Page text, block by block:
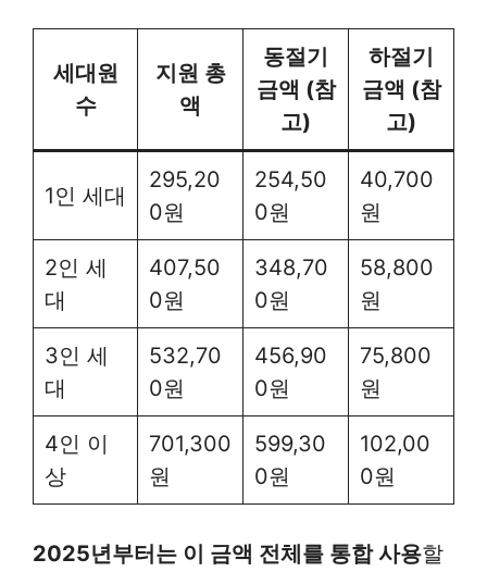
세대원
수
지원 총
액
동절기
금액 (참
고)
하절기
금액 (참
고)
1인 세대
295,20
0원
254,50
0원
40,700
원
2인 세
대
407,50
0원
348,70
0원
58,800
원
3인 세
대
532,70
0원
456,90
0원
75,800
원
4인 이
상
701,300
원
599,30
0원
102,00
0원
2025년부터는 이 금액 전체를 통합 사용할